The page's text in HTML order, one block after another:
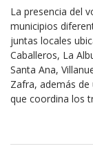
La presencia del
municipios
juntas locales
Caballeros, La
Santa Ana,
Zafra, además de
que coordina los